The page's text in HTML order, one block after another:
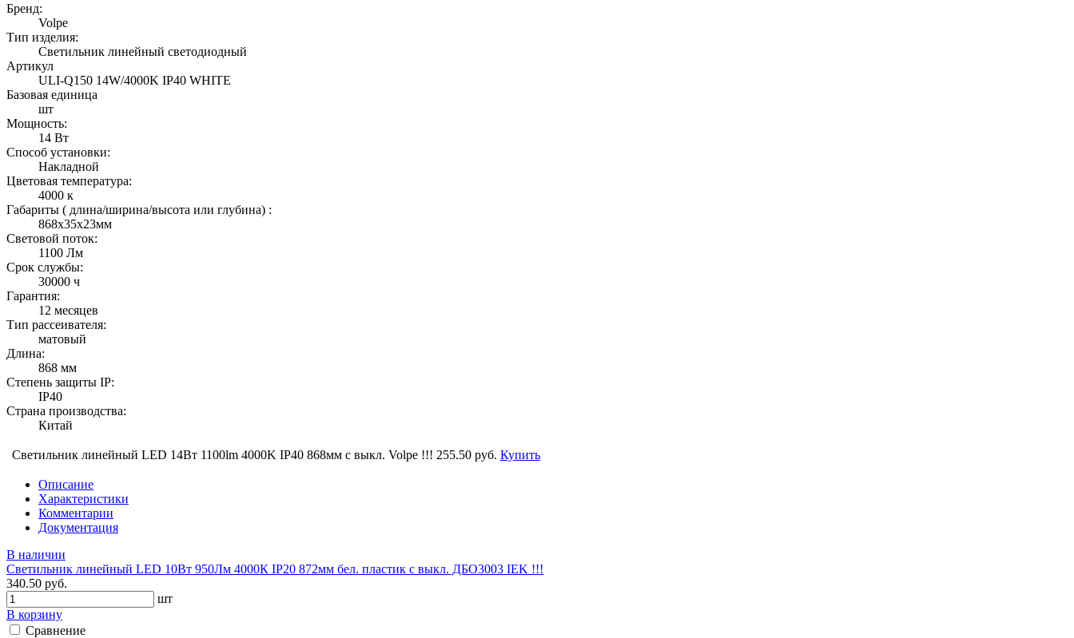
Бренд:
Volpe
Тип изделия:
Светильник линейный светодиодный
Артикул
ULI-Q150 14W/4000K IP40 WHITE
Базовая единица
шт
Мощность:
14 Вт
Способ установки:
Накладной
Цветовая температура:
4000 к
Габариты ( длина/ширина/высота или глубина) :
868х35х23мм
Световой поток:
1100 Лм
Срок службы:
30000 ч
Гарантия:
12 месяцев
Тип рассеивателя:
матовый
Длина:
868 мм
Степень защиты IP:
IP40
Страна производства:
Китай
Светильник линейный LED 14Вт 1100lm 4000K IP40 868мм c выкл. Volpe !!! 255.50 руб. Купить
Описание
Характеристики
Комментарии
Документация
В наличии
Светильник линейный LED 10Вт 950Лм 4000К IP20 872мм бел. пластик с выкл. ДБО3003 IEK !!!
340.50 руб.
шт
В корзину
Сравнение